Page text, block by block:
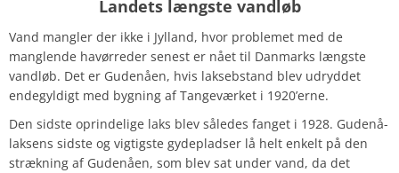
Landets længste vandløb
Vand mangler der ikke i Jylland, hvor problemet med de
manglende havørreder senest er nået til Danmarks længste
vandløb. Det er Gudenåen, hvis laksebstand blev udryddet
endegyldigt med bygning af Tangeværket i 1920’erne.
Den sidste oprindelige laks blev således fanget i 1928. Gudenå-
laksens sidste og vigtigste gydepladser lå helt enkelt på den
strækning af Gudenåen, som blev sat under vand, da det